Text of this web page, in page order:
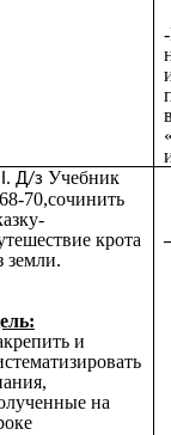
Д/з Учебник
70,сочинить
крота
земли.
и
на